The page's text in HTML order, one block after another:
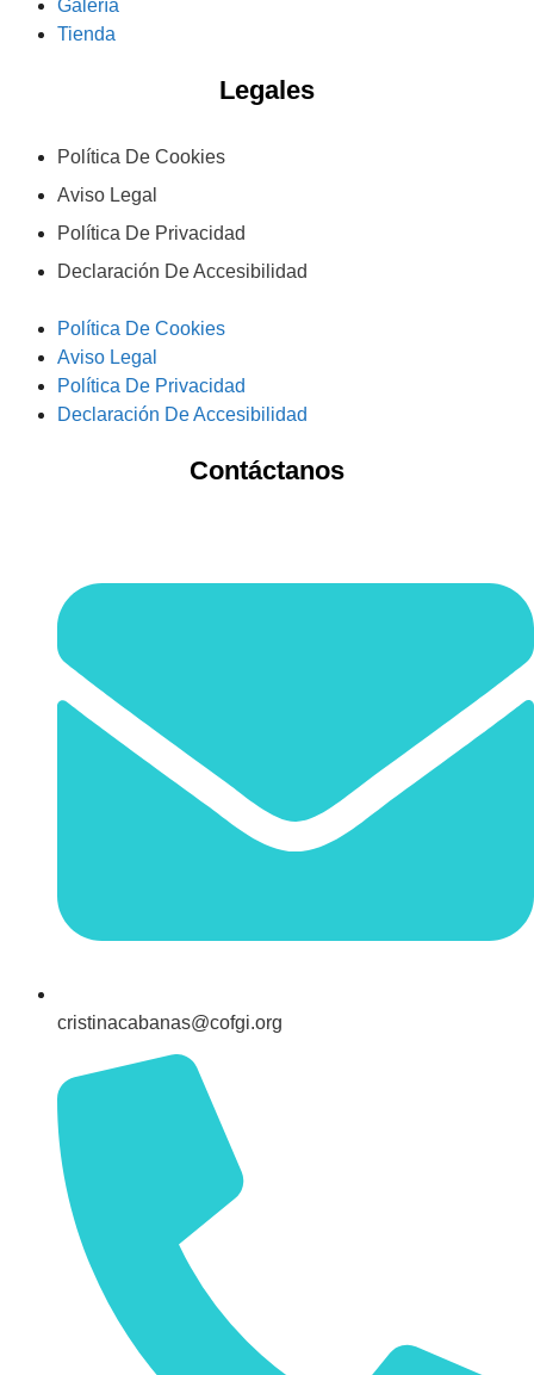
Galería
Tienda
Legales
Política De Cookies
Aviso Legal
Política De Privacidad
Declaración De Accesibilidad
Política De Cookies
Aviso Legal
Política De Privacidad
Declaración De Accesibilidad
Contáctanos
cristinacabanas@cofgi.org